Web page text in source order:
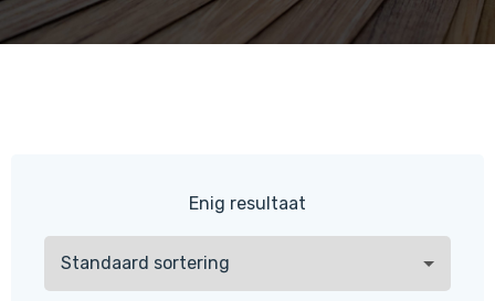
Enig resultaat